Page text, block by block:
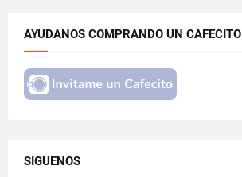
AYUDANOS COMPRANDO UN CAFECITO
SIGUENOS